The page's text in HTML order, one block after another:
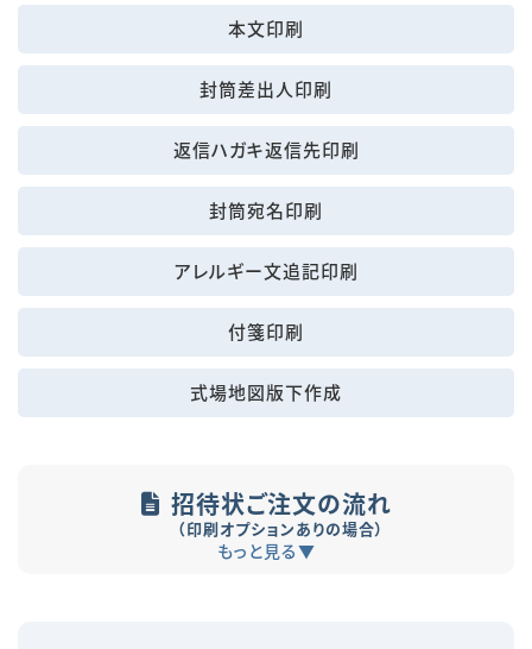
本文印刷
封筒差出人印刷
返信ハガキ返信先印刷
封筒宛名印刷
アレルギー文追記印刷
付箋印刷
式場地図版下作成
招待状ご注文の流れ
（印刷オプションありの場合）